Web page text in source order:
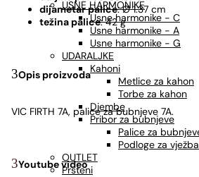
USNE HARMONIKE
Usne harmonike - C
Usne harmonike - A
Usne harmonike - G
UDARALJKE
Kahoni
Metlice za kahon
Torbe za kahon
Djembe
Pribor za bubnjeve
Palice za
Podloge za
OUTLET
Prsteni
dijametar palice: Ø 1.37 cm
težina palice: 42 g
Opis proizvoda
VIC FIRTH 7A, palice za bubnjeve 7A.
Youtube video